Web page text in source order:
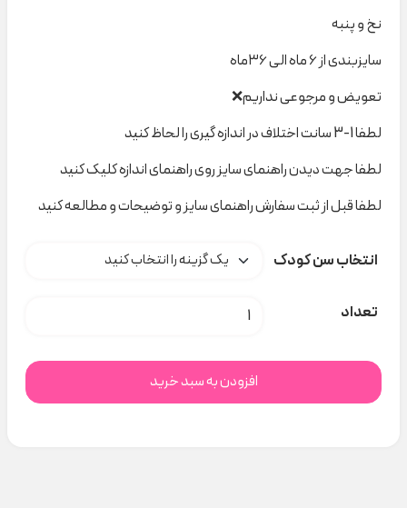
نخ و پنبه
سایزبندی از ۶ ماه الی ۳۶ماه
تعویض و مرجوعی نداریم❌
لطفا 1-3 سانت اختلاف در اندازه گیری را لحاظ کنید
لطفا جهت دیدن راهنمای سایز روی راهنمای اندازه کلیک کنید
لطفا قبل از ثبت سفارش راهنمای سایز و توضیحات و مطالعه کنید
انتخاب سن کودک
تعداد ست FROG Girl ۶۱۰ نیلسام کد t000720 عدد
افزودن به سبد خرید